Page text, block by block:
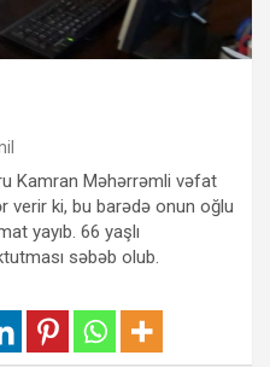
Kamran Məhərrəmli vəfat
ki, bu barədə onun oğlu
yayıb. 66 yaşlı
səbəb olub.